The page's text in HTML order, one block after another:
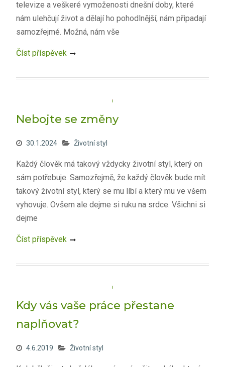
televize a veškeré vymoženosti dnešní doby, které
nám ulehčují život a dělají ho pohodlnější, nám připadají
samozřejmé. Možná, nám vše
Číst příspěvek
Nebojte se změny
30.1.2024 Životní styl
Každý člověk má takový vždycky životní styl, který on
sám potřebuje. Samozřejmě, že každý člověk bude mít
takový životní styl, který se mu líbí a který mu ve všem
vyhovuje. Ovšem ale dejme si ruku na srdce. Všichni si
dejme
Číst příspěvek
Kdy vás vaše práce přestane
naplňovat?
4.6.2019 Životní styl